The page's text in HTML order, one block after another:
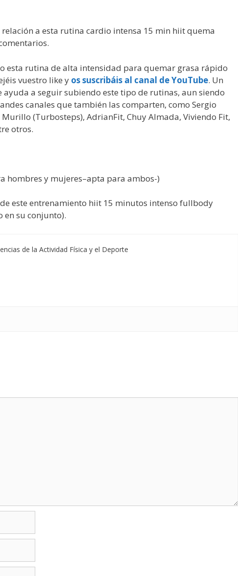
a esta rutina cardio intensa 15 min hiit quema
esta rutina de alta intensidad para quemar grasa rápido
vuestro like y os suscribáis al canal de YouTube. Un
a seguir subiendo este tipo de rutinas, aun siendo
canales que también las comparten, como Sergio
(Turbosteps), AdrianFit, Chuy Almada, Viviendo Fit,
otros.
hombres y mujeres–apta para ambos-)
este entrenamiento hiit 15 minutos intenso fullbody
su conjunto).
de la Actividad Física y el Deporte